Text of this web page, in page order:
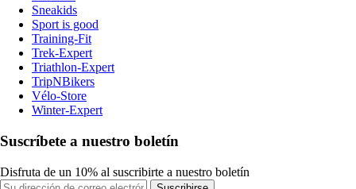
Sneakids
Sport is good
Training-Fit
Trek-Expert
Triathlon-Expert
TripNBikers
Vélo-Store
Winter-Expert
Suscríbete a nuestro boletín
Disfruta de un 10% al suscribirte a nuestro boletín